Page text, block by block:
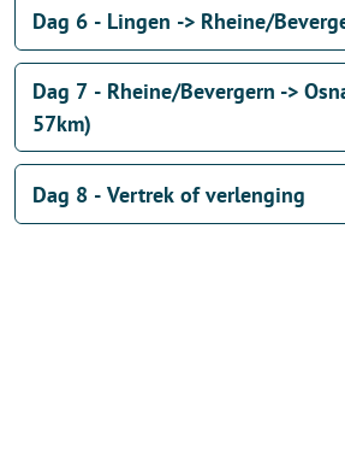
Dag 6 - Lingen -> Rheine/
Dag 7 - Rheine/Bevergern ->
57km)
Dag 8 - Vertrek of verlenging